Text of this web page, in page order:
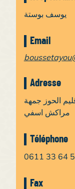
يوسف بوستة
Email
Adresse
الحوز جمهة
مراكش اسفي
Téléphone
0611 33 64
Fax